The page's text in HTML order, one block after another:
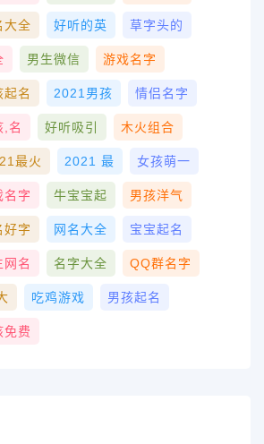
大全 好听的英 草字头的
男生微信 游戏名字
起名 2021男孩 情侣名字
,名 好听吸引 木火组合
最火 2021 最 女孩萌一
名字 牛宝宝起 男孩洋气
好字 网名大全 宝宝起名
网名 名字大全 QQ群名字
吃鸡游戏 男孩起名
免费